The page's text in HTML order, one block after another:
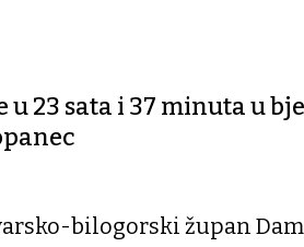
23 sata i 37 minuta u
bilogorski župan